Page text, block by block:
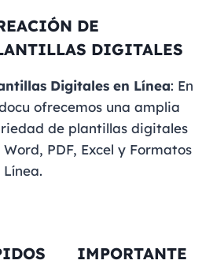
DE
DIGITALES
Digitales en Línea: En
ofrecemos una amplia
de plantillas digitales
Word, PDF, Excel y Formatos
Línea.
IMPORTANTE